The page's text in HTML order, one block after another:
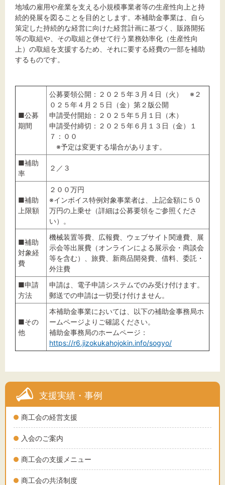
支援実績・事例
商工会の経営支援
入会のご案内
商工会の支援メニュー
商工会の共済制度
地域の雇用や産業を支える小規模事業者等の生産性向上と持
続的発展を図ることを目的とします。本補助金事業は、自ら
策定した持続的な経営に向けた経営計画に基づく、販路開拓
等の取組や、その取組と併せて行う業務効率化（生産性向
上）の取組を支援するため、それに要する経費の一部を補助
するものです。
■公募
期間
公募要領公開：２０２５年３月４日（火） ※２
０２５年４月２５日（金）第２版公開
申請受付開始：２０２５年５月１日（木）
申請受付締切：２０２５年６月１３日（金）１
７：００
※予定は変更する場合があります。
■補助
率
２／３
■補助
上限額
２００万円
※インボイス特例対象事業者は、上記金額に５０
万円の上乗せ（詳細は公募要領をご参照くださ
い）。
■補助
対象経
費
機械装置等費、広報費、ウェブサイト関連費、展
示会等出展費（オンラインによる展示会・商談会
等を含む）、旅費、新商品開発費、借料、委託・
外注費
■申請
方法
申請は、電子申請システムでのみ受け付けます。
郵送での申請は一切受け付けません。
■その
他
本補助金事業においては、以下の補助金事務局ホ
ームページよりご確認ください。
補助金事務局のホームページ：
https://r6.jizokukahojokin.info/sogyo/